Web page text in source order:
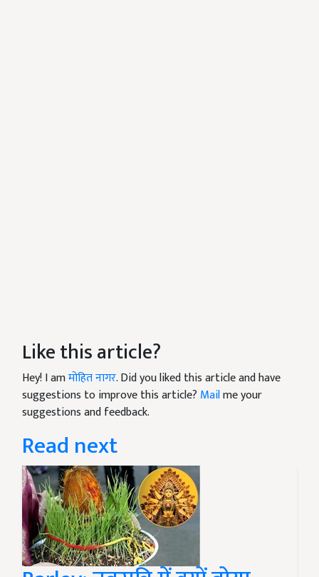
Like this article?
Hey! I amमोहित नागर. Did you liked this article and have
suggestions to improve this article? Mailme your
suggestions and feedback.
Read next